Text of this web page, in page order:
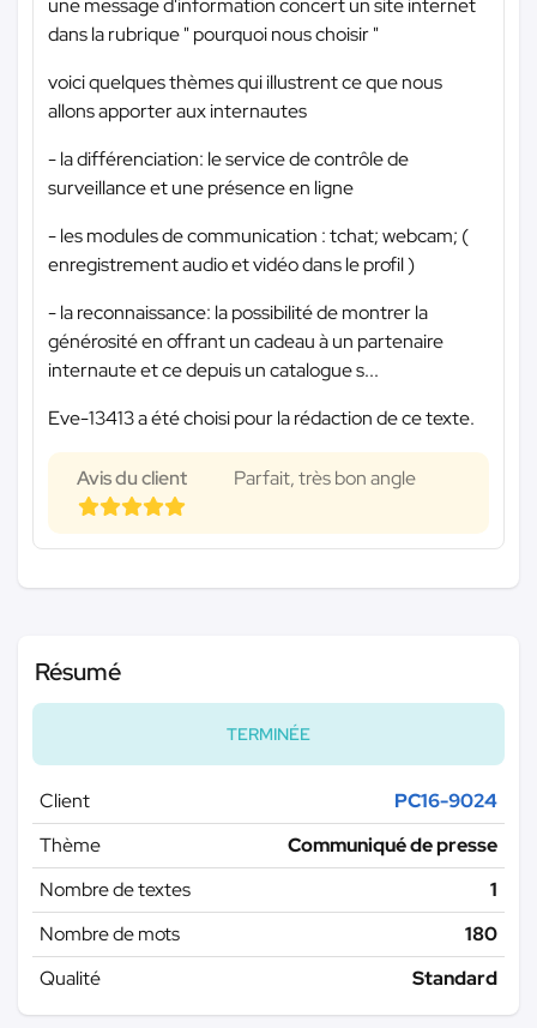
dans la rubrique " pourquoi nous choisir "
voici quelques thèmes qui illustrent ce que nous
allons apporter aux internautes
- la différenciation: le service de contrôle de
surveillance et une présence en ligne
- les modules de communication : tchat; webcam; (
enregistrement audio et vidéo dans le profil )
- la reconnaissance: la possibilité de montrer la
générosité en offrant un cadeau à un partenaire
internaute et ce depuis un catalogue s...
Eve-13413 a été choisi pour la rédaction de ce texte.
Avis du client Parfait, très bon angle
Résumé
TERMINÉE
Client
PC16-9024
Thème
Communiqué de presse
Nombre de textes
1
Nombre de mots
180
Qualité
Standard